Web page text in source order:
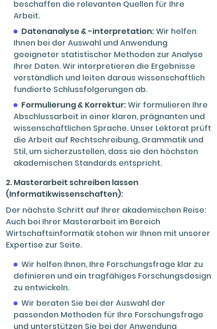
beschaffen die relevanten Quellen für Ihre
Arbeit.
Datenanalyse & -interpretation:Wir helfen
Ihnen bei der Auswahl und Anwendung
geeigneter statistischer Methoden zur Analyse
Ihrer Daten. Wir interpretieren die Ergebnisse
verständlich und leiten daraus wissenschaftlich
fundierte Schlussfolgerungen ab.
Formulierung & Korrektur:Wir formulieren Ihre
Abschlussarbeit in einer klaren, prägnanten und
wissenschaftlichen Sprache. Unser Lektorat prüft
die Arbeit auf Rechtschreibung, Grammatik und
Stil, um sicherzustellen, dass sie den höchsten
akademischen Standards entspricht.
2. Masterarbeit schreiben lassen
(Informatikwissenschaften):
Der nächste Schritt auf Ihrer akademischen Reise:
Auch bei Ihrer Masterarbeit im Bereich
Wirtschaftsinformatik stehen wir Ihnen mit unserer
Expertise zur Seite.
Wir helfen Ihnen, Ihre Forschungsfrage klar zu
definieren und ein tragfähiges Forschungsdesign
zu entwickeln.
Wir beraten Sie bei der Auswahl der
passenden Methoden für Ihre Forschungsfrage
und unterstützen Sie bei der Anwendung